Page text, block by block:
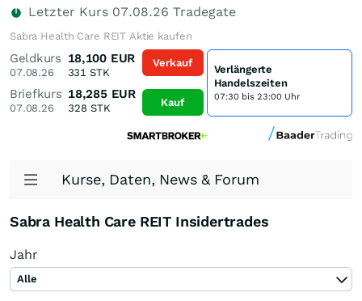
Letzter Kurs 07.08.26 Tradegate
Sabra Health Care REIT Aktie kaufen
Geldkurs
07.08.26
18,100 EUR
331 STK
Briefkurs
07.08.26
18,285 EUR
328 STK
Verkauf
Kauf
Verlängerte
Handelszeiten
07:30 bis 23:00 Uhr
Kurse, Daten, News & Forum
Sabra Health Care REIT Insidertrades
Jahr
Alle